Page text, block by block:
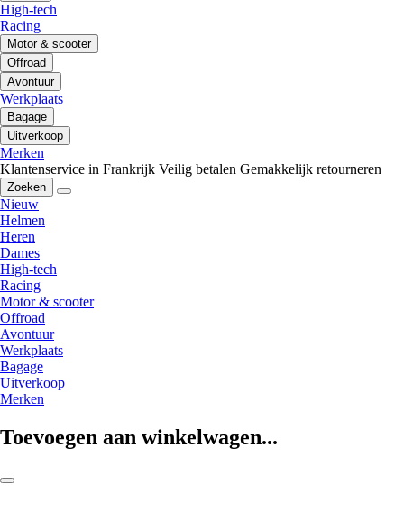
High-tech
Racing
Motor & scooter
Offroad
Avontuur
Werkplaats
Bagage
Uitverkoop
Merken
Klantenservice in Frankrijk Veilig betalen Gemakkelijk retourneren
Zoeken
Nieuw
Helmen
Heren
Dames
High-tech
Racing
Motor & scooter
Offroad
Avontuur
Werkplaats
Bagage
Uitverkoop
Merken
Toevoegen aan winkelwagen...